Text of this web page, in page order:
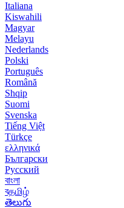
Italiana
Kiswahili
Magyar
Melayu
Nederlands
Polski
Português
Română
Shqip
Suomi
Svenska
Tiếng Việt
Türkçe
ελληνικά
Български
Русский
বাংলা
বதமிழ்
తెలుగు